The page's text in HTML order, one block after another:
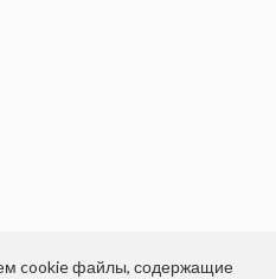
cookie файлы, содержащие